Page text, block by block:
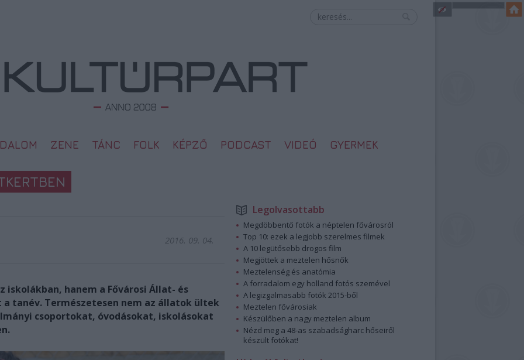
ZENE TÁNC FOLK KÉPZŐ PODCAST VIDEÓ GYERMEK
2016. 09. 04.
iskolákban, hanem a Fővárosi Állat- és
tanév. Természetesen nem az állatok ültek
csoportokat, óvodásokat, iskolásokat
Legolvasottabb
Megdöbbentő fotók a néptelen fővárosról
Top 10: ezek a legjobb szerelmes filmek
A 10 legütősebb drogos film
Megjöttek a meztelen hősnők
Meztelenség és anatómia
A forradalom egy holland fotós szemével
A legizgalmasabb fotók 2015-ből
Meztelen fővárosiak
Készülőben a nagy meztelen album
Nézd meg a 48-as szabadságharc hőseiről
készült fotókat!